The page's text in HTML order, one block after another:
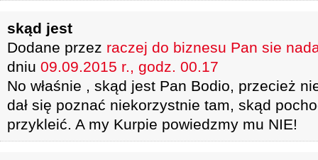
skąd jest
Dodane przez raczej do biznesu Pan sie
dniu 09.09.2015 r., godz. 00.17
No właśnie , skąd jest Pan Bodio, przecież
dał się poznać niekorzystnie tam, skąd
przykleić. A my Kurpie powiedzmy mu NIE!